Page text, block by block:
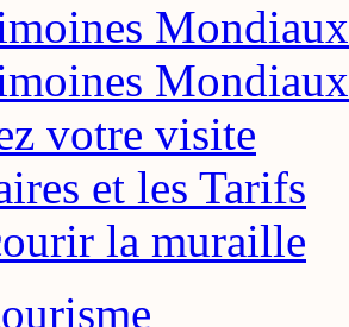
votre visite
et les Tarifs
la muraille